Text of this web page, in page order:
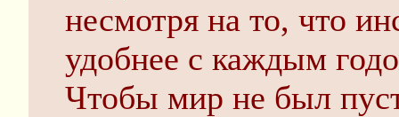
несмотря на то, что
удобнее с каждым
Чтобы мир не был